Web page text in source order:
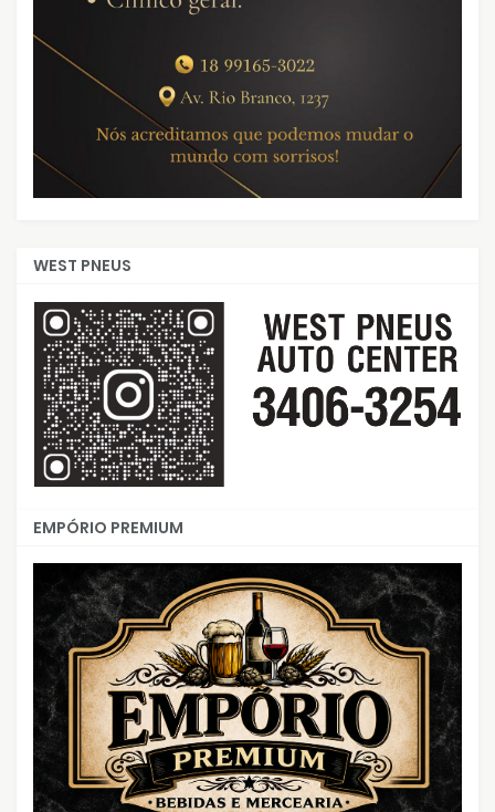
WEST PNEUS
EMPÓRIO PREMIUM